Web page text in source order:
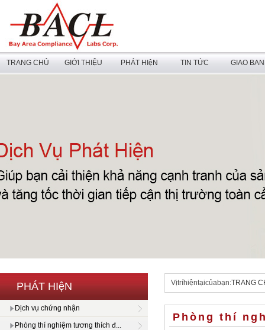
TRANG CHỦ GIỚI THIỆU PHÁT HIệN TIN TỨC GIAO
PHÁT HIệN
Dịch vụ chứng nhận
Phòng thí nghiệm tương thích đ...
Vịtríhiệntạicủabạn:TRANG
Phòng thí